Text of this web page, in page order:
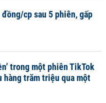
cp sau 5 phiên, gấp
trong một phiên TikTok
hàng trăm triệu qua một